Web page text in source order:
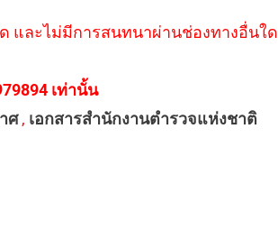
และไม่มีการสนทนาผ่านช่องทางอื่นใด
เท่านั้น
ศ, เอกสารสำนักงานตำรวจแห่งชาติ